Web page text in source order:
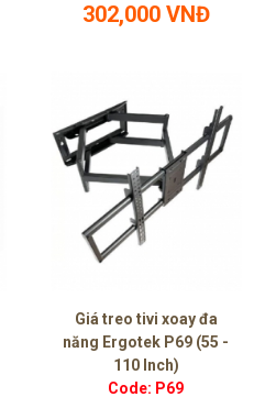
302,000 VNĐ
Giá treo tivi xoay đa
năng Ergotek P69 (55 -
110 Inch)
Code: P69